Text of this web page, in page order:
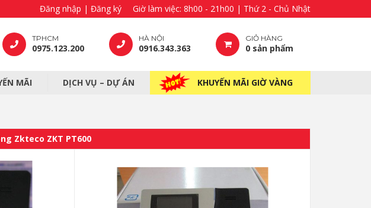
Đăng nhập | Đăng ký Giờ làm việc: 8h00 - 21h00 | Thứ 2 - Chủ Nhật
TPHCM
0975.123.200
HÀ NỘI
0916.343.363
GIỎ HÀNG
0 sản phẩm
MÃI DỊCH VỤ – DỰ ÁN KHUYẾN MÃI GIỜ VÀNG
Zkteco ZKT PT600